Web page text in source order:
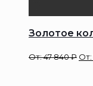
Золотое
От:47 840₽ От: